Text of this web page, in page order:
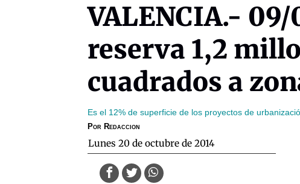
VALENCIA.-
reserva 1,2
cuadrados a
Es el 12% de superficie de los proyectos de
Por Redaccion
lunes 20 de octubre de 2014